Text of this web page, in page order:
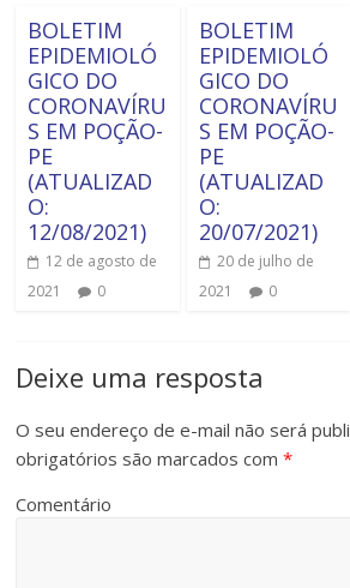
BOLETIM
EPIDEMIOLÓ
GICO DO
CORONAVÍRU
S EM POÇÃO-
PE
(ATUALIZAD
O:
12/08/2021)
12 de agosto de
2021
0
BOLETIM
EPIDEMIOLÓ
GICO DO
CORONAVÍRU
S EM POÇÃO-
PE
(ATUALIZAD
O:
20/07/2021)
20 de julho de
2021
0
Deixe uma resposta
O seu endereço de e-mail não será
obrigatórios são marcados com*
Comentário